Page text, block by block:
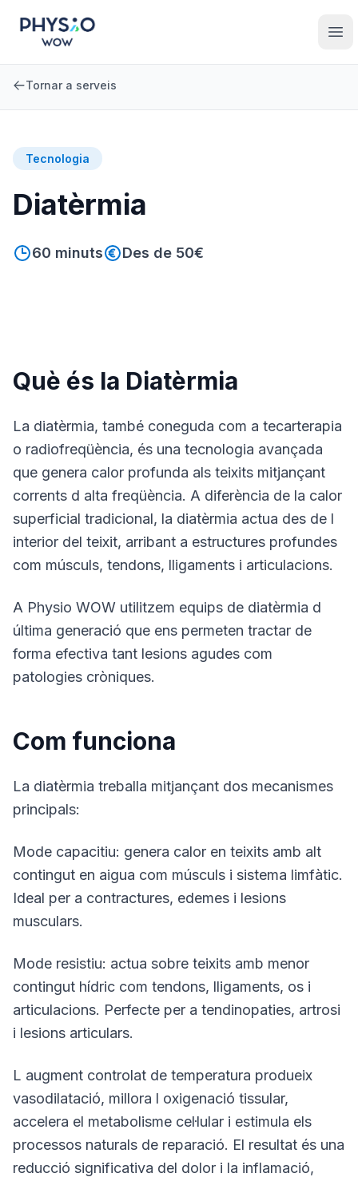
Physio WOW
Tornar a serveis
Tecnologia
Diatèrmia
60 minuts Des de 50€
Què és la Diatèrmia
La diatèrmia, també coneguda com a tecarterapia
o radiofreqüència, és una tecnologia avançada
que genera calor profunda als teixits mitjançant
corrents d alta freqüència. A diferència de la calor
superficial tradicional, la diatèrmia actua des de l
interior del teixit, arribant a estructures profundes
com músculs, tendons, lligaments i articulacions.
A Physio WOW utilitzem equips de diatèrmia d
última generació que ens permeten tractar de
forma efectiva tant lesions agudes com
patologies cròniques.
Com funciona
La diatèrmia treballa mitjançant dos mecanismes
principals:
Mode capacitiu: genera calor en teixits amb alt
contingut en aigua com músculs i sistema limfàtic.
Ideal per a contractures, edemes i lesions
musculars.
Mode resistiu: actua sobre teixits amb menor
contingut hídric com tendons, lligaments, os i
articulacions. Perfecte per a tendinopaties, artrosi
i lesions articulars.
L augment controlat de temperatura produeix
vasodilatació, millora l oxigenació tissular,
accelera el metabolisme cel·lular i estimula els
processos naturals de reparació. El resultat és una
reducció significativa del dolor i la inflamació,